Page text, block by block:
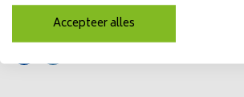
Volg onsAccepteer alles